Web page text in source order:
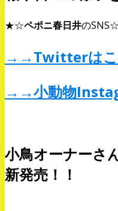
★☆ペポニ春日井の
→→Twitterは
→→小動物
小鳥オーナーさ
新発売！！